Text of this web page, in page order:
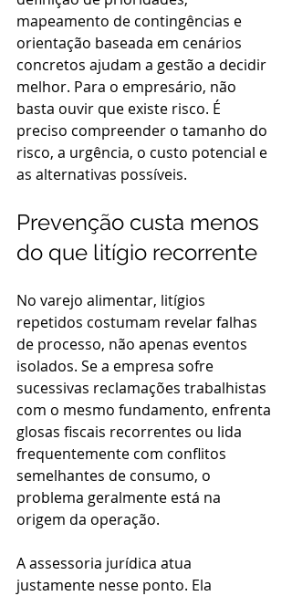
mapeamento de contingências e
orientação baseada em cenários
concretos ajudam a gestão a decidir
melhor. Para o empresário, não
basta ouvir que existe risco. É
preciso compreender o tamanho do
risco, a urgência, o custo potencial e
as alternativas possíveis.
Prevenção custa menos
do que litígio recorrente
No varejo alimentar, litígios
repetidos costumam revelar falhas
de processo, não apenas eventos
isolados. Se a empresa sofre
sucessivas reclamações trabalhistas
com o mesmo fundamento, enfrenta
glosas fiscais recorrentes ou lida
frequentemente com conflitos
semelhantes de consumo, o
problema geralmente está na
origem da operação.
A assessoria jurídica atua
justamente nesse ponto. Ela